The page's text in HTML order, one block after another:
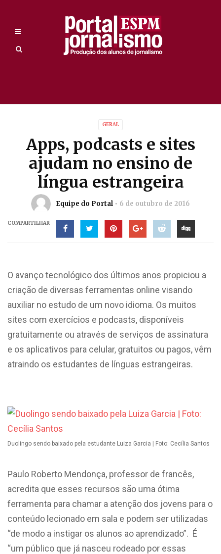
GERAL
Apps, podcasts e sites
ajudam no ensino de
língua estrangeira
Equipe do Portal 6 de outubro de 2016
COMPARTILHAR
O avanço tecnológico dos últimos anos propiciou a
criação de diversas ferramentas online visando
auxiliar no estudo de um novo idioma. Os muitos
sites com exercícios e podcasts, disponíveis
gratuitamente ou através de serviços de assinatura
e os aplicativos para celular, gratuitos ou pagos, vêm
atraindo os estudantes de línguas estrangeiras.
Duolingo sendo baixado pela estudante Luiza Garcia | Foto: Cecília Santos
Paulo Roberto Mendonça, professor de francês,
acredita que esses recursos são uma ótima
ferramenta para chamar a atenção dos jovens para o
conteúdo lecionado em sala e podem ser utilizadas
“de modo a instigar os alunos ao aprendizado”. É
“um público que já nasceu rodeado por essas